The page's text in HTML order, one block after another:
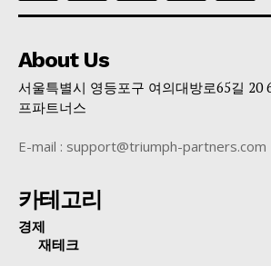
About Us
서울특별시 영등포구 여의대방로65길 20
프파트너스
E-mail : support@triumph-partners.com
카테고리
경제
재테크